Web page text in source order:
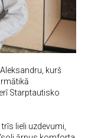
kurš
Starptautisko
lieli uzdevumi,